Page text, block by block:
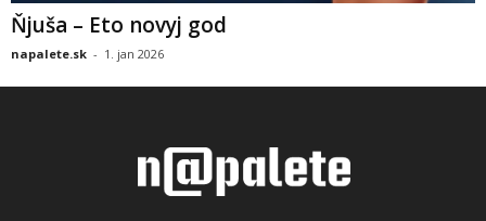
Ňjuša – Eto novyj god
napalete.sk - 1. jan 2026